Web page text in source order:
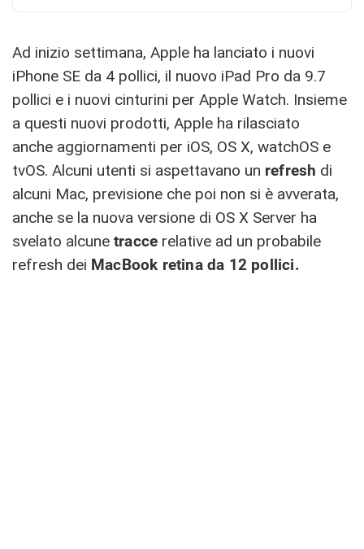
Ad inizio settimana, Apple ha lanciato i nuovi
iPhone SE da 4 pollici, il nuovo iPad Pro da 9.7
pollici e i nuovi cinturini per Apple Watch. Insieme
a questi nuovi prodotti, Apple ha rilasciato
anche aggiornamenti per iOS, OS X, watchOS e
tvOS. Alcuni utenti si aspettavano un refresh di
alcuni Mac, previsione che poi non si è avverata,
anche se la nuova versione di OS X Server ha
svelato alcune tracce relative ad un probabile
refresh dei MacBook retina da 12 pollici.